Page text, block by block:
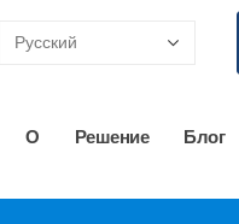
О Решение Блог